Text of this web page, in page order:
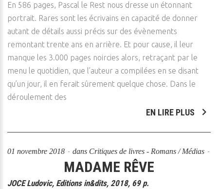
En 586 pages, Pascal le Rest nous dresse un étonnant
portrait. Rares sont les écrivains en capacité de donner
autant de détails aussi précis sur des évènements
remontant trente ans en arrière. Et pour cause, il leur
manque les 3.000 pages noircies alors, retraçant par le
menu le quotidien, que l’auteur a compilées en se disant
qu’un jour, il en ferait sûrement quelque chose. Dans le
déroulement des
EN LIRE PLUS
01 novembre 2018 dans Critiques de livres - Romans / Médias
MADAME RÊVE
JOCE Ludovic, Editions in&dits, 2018, 69 p.